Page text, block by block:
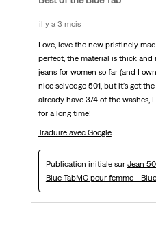
il y a 3 mois
Love, love the new pristinely
perfect, the material is thick and
jeans for women so far (and I
nice selvedge 501, but it's got
already have 3/4 of the washes,
for a long time!
Traduire avec Google
Publication initiale sur Jean
Blue TabMC pour femme -